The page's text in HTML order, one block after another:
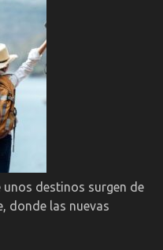
destinos surgen de
donde las nuevas